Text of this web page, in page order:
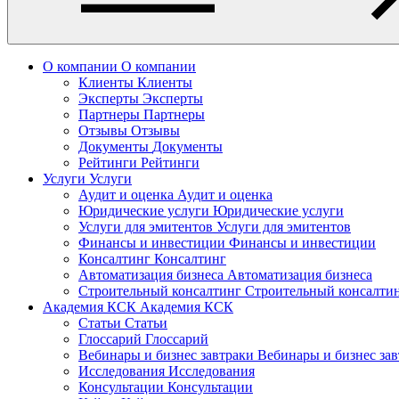
О компании О компании
Клиенты Клиенты
Эксперты Эксперты
Партнеры Партнеры
Отзывы Отзывы
Документы Документы
Рейтинги Рейтинги
Услуги Услуги
Аудит и оценка Аудит и оценка
Юридические услуги Юридические услуги
Услуги для эмитентов Услуги для эмитентов
Финансы и инвестиции Финансы и инвестиции
Консалтинг Консалтинг
Автоматизация бизнеса Автоматизация бизнеса
Строительный консалтинг Строительный
Академия КСК Академия КСК
Статьи Статьи
Глоссарий Глоссарий
Вебинары и бизнес завтраки Вебинары и бизнес
Исследования Исследования
Консультации Консультации